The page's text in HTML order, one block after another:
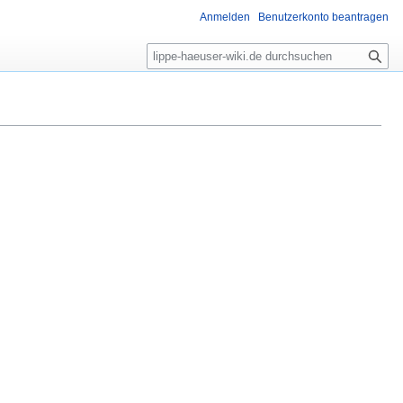
Anmelden Benutzerkonto beantragen
S
u
e